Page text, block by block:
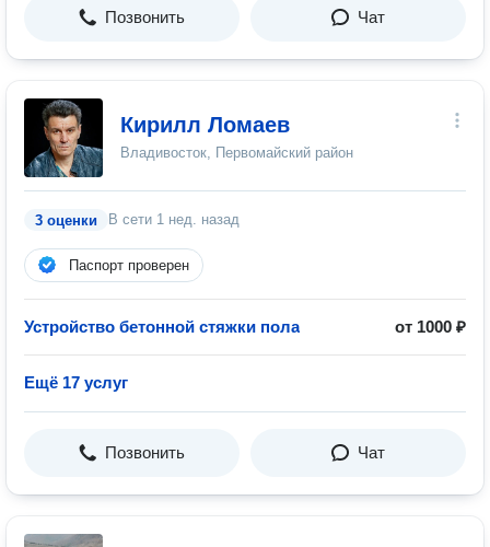
Позвонить Чат
Кирилл Ломаев
Владивосток, Первомайский район
3 оценки В сети 1 нед. назад
Паспорт проверен
Устройство бетонной стяжки пола от 1000 ₽
Ещё 17 услуг
Позвонить Чат